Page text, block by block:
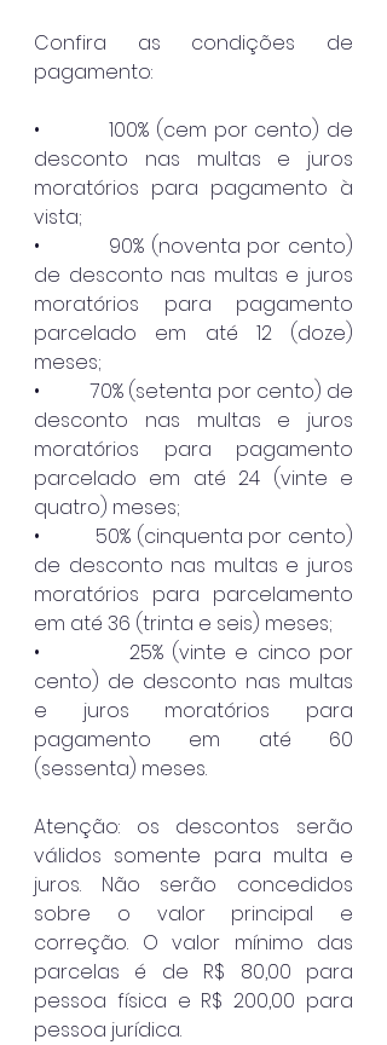
Confira as condições de
pagamento:
•          100% (cem por cento) de
desconto nas multas e juros
moratórios para pagamento à
vista;
•          90% (noventa por cento)
de desconto nas multas e juros
moratórios para pagamento
parcelado em até 12 (doze)
meses;
•          70% (setenta por cento) de
desconto nas multas e juros
moratórios para pagamento
parcelado em até 24 (vinte e
quatro) meses;
•          50% (cinquenta por cento)
de desconto nas multas e juros
moratórios para parcelamento
em até 36 (trinta e seis) meses;
•          25% (vinte e cinco por
cento) de desconto nas multas
e juros moratórios para
pagamento em até 60
(sessenta) meses.
Atenção: os descontos serão
válidos somente para multa e
juros. Não serão concedidos
sobre o valor principal e
correção. O valor mínimo das
parcelas é de R$ 80,00 para
pessoa física e R$ 200,00 para
pessoa jurídica.